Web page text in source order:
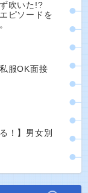
吹いた!?
ピソードを
服OK面接
！】男女別